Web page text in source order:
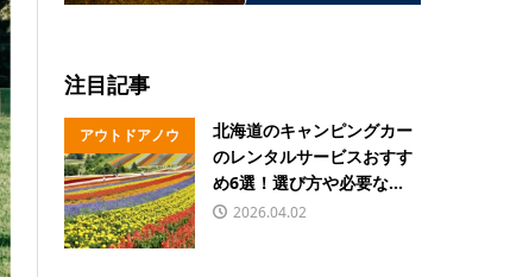
注目記事
アウトドアノウ
ハウ
北海道のキャンピングカー
のレンタルサービスおすす
め6選！選び方や必要な...
2026.04.02